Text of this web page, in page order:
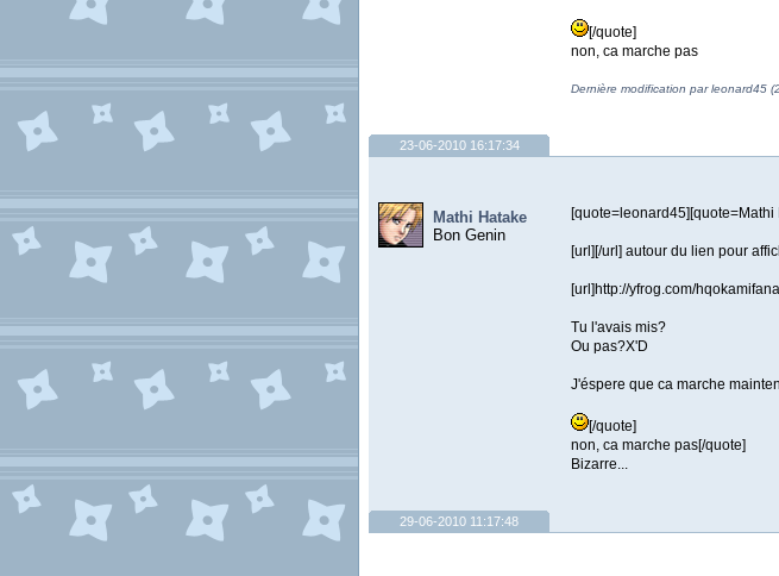
[/quote]
non, ca marche pas
Dernière modification par leonard45
23-06-2010 16:17:34
Mathi Hatake
Bon Genin
[url][/url] autour du lien pour
[url]http://yfrog.com/
Tu l'avais mis?
Ou pas?X'D
J'éspere que ca marche
[/quote]
non, ca marche pas[/quote]
Bizarre...
29-06-2010 11:17:48